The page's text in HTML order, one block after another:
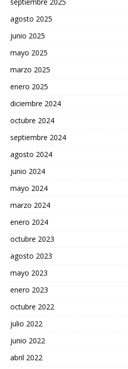
agosto 2025
junio 2025
mayo 2025
marzo 2025
enero 2025
diciembre 2024
octubre 2024
septiembre 2024
agosto 2024
junio 2024
mayo 2024
marzo 2024
enero 2024
octubre 2023
agosto 2023
mayo 2023
enero 2023
octubre 2022
julio 2022
junio 2022
abril 2022